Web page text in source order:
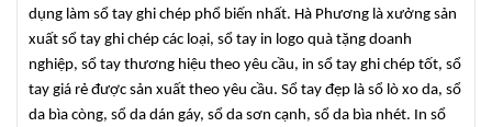
dụng làm sổ tay ghi chép phổ biến nhất. Hà Phương là xưởng sản
xuất sổ tay ghi chép các loại, sổ tay in logo quà tặng doanh
nghiệp, sổ tay thương hiệu theo yêu cầu, in sổ tay ghi chép tốt, sổ
tay giá rẻ được sản xuất theo yêu cầu. Sổ tay đẹp là sổ lò xo da, sổ
da bìa còng, sổ da dán gáy, sổ da sơn cạnh, sổ da bìa nhét. In sổ